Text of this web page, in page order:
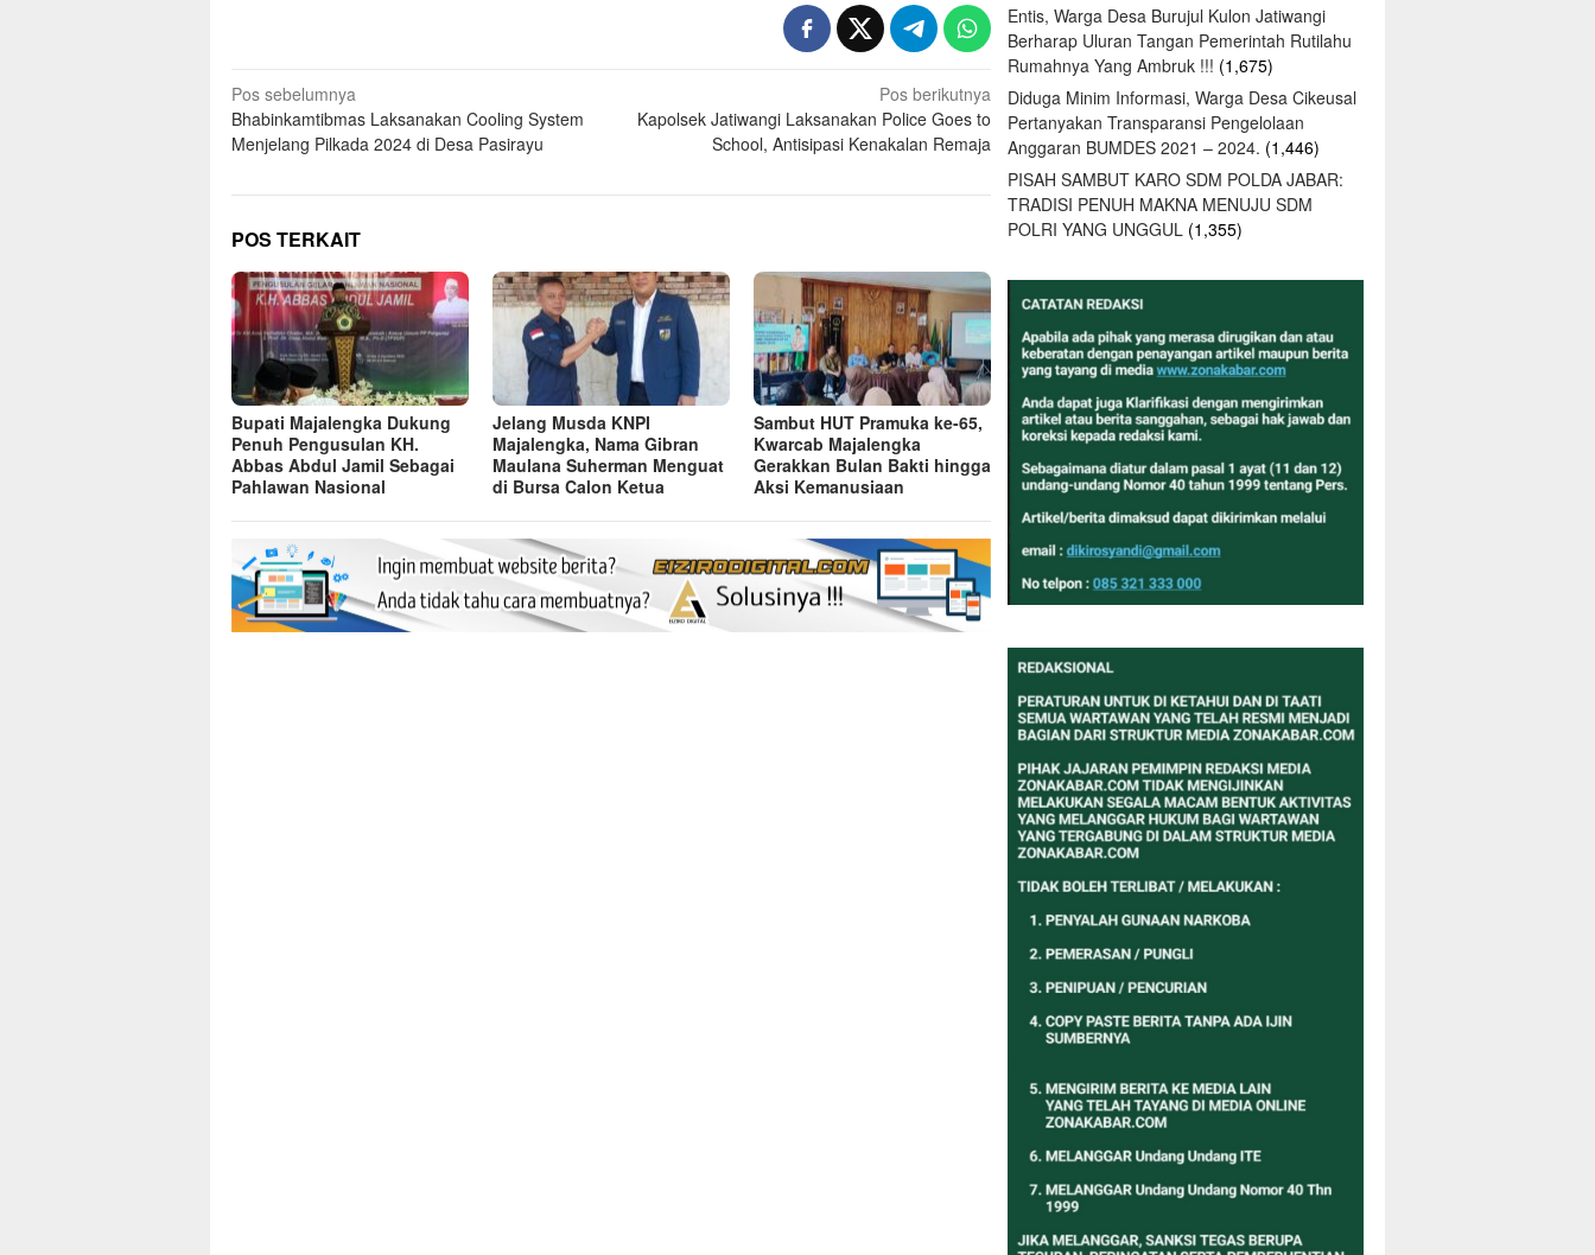
Navigasi
pos
Pos sebelumnya
Bhabinkamtibmas Laksanakan Cooling System
Menjelang Pilkada 2024 di Desa Pasirayu
Pos berikutnya
Kapolsek Jatiwangi Laksanakan Police Goes to
School, Antisipasi Kenakalan Remaja
POS TERKAIT
Bupati Majalengka Dukung
Penuh Pengusulan KH.
Abbas Abdul Jamil Sebagai
Pahlawan Nasional
Jelang Musda KNPI
Majalengka, Nama Gibran
Maulana Suherman Menguat
di Bursa Calon Ketua
Sambut HUT Pramuka ke-65,
Kwarcab Majalengka
Gerakkan Bulan Bakti hingga
Aksi Kemanusiaan
Entis, Warga Desa Burujul Kulon Jatiwangi
Berharap Uluran Tangan Pemerintah Rutilahu
Rumahnya Yang Ambruk !!! (1,675)
Diduga Minim Informasi, Warga Desa Cikeusal
Pertanyakan Transparansi Pengelolaan
Anggaran BUMDES 2021 – 2024. (1,446)
PISAH SAMBUT KARO SDM POLDA JABAR:
TRADISI PENUH MAKNA MENUJU SDM
POLRI YANG UNGGUL (1,355)